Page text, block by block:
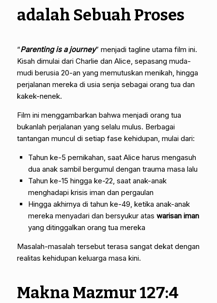
adalah Sebuah Proses
“Parenting is a journey” menjadi tagline utama film ini.
Kisah dimulai dari Charlie dan Alice, sepasang muda-
mudi berusia 20-an yang memutuskan menikah, hingga
perjalanan mereka di usia senja sebagai orang tua dan
kakek-nenek.
Film ini menggambarkan bahwa menjadi orang tua
bukanlah perjalanan yang selalu mulus. Berbagai
tantangan muncul di setiap fase kehidupan, mulai dari:
Tahun ke-5 pernikahan, saat Alice harus mengasuh
dua anak sambil bergumul dengan trauma masa lalu
Tahun ke-15 hingga ke-22, saat anak-anak
menghadapi krisis iman dan pergaulan
Hingga akhirnya di tahun ke-49, ketika anak-anak
mereka menyadari dan bersyukur atas warisan iman
yang ditinggalkan orang tua mereka
Masalah-masalah tersebut terasa sangat dekat dengan
realitas kehidupan keluarga masa kini.
Makna Mazmur 127:4